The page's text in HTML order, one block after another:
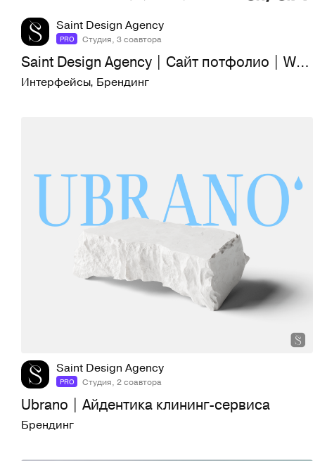
Saint Design Agency
PRO Студия, 3 соавтора
Saint Design Agency | Сайт потфолио | Web | UI/UX
Интерфейсы, Брендинг
738
Saint Design Agency
PRO Студия, 2 соавтора
Ubrano | Айдентика клининг-сервиса
Брендинг